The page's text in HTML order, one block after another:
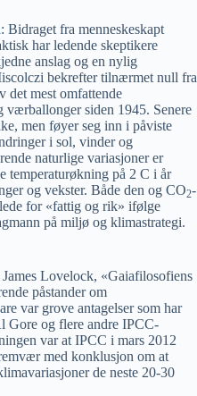
Bidraget fra menneskeskapt
har ledende skeptikere
anslag og en nylig
bekrefter tilnærmet null fra
det mest omfattende
værballonger siden 1945. Senere
men føyer seg inn i påviste
i sol, vinder og
naturlige variasjoner er
temperaturøkning på 2 C i år
og vekster. Både den og CO2-
for «fattig og rik» ifølge
på miljø og klimastrategi.
Lovelock, «Gaiafilosofiens
påstander om
var grove antagelser som har
Gore og flere andre IPCC-
var at IPCC i mars 2012
med konklusjon om at
de neste 20-30